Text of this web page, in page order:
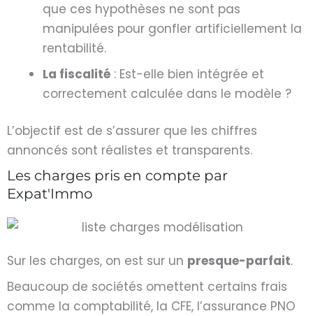
que ces hypothèses ne sont pas
manipulées pour gonfler artificiellement la
rentabilité.
La fiscalité : Est-elle bien intégrée et
correctement calculée dans le modèle ?
L’objectif est de s’assurer que les chiffres
annoncés sont réalistes et transparents.
Les charges pris en compte par
Expat'Immo
Sur les charges, on est sur un presque-parfait.
Beaucoup de sociétés omettent certains frais
comme la comptabilité, la CFE, l’assurance PNO